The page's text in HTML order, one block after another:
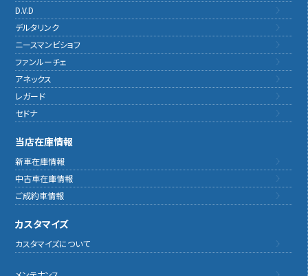
D.V.D
デルタリンク
ニースマンビショフ
ファンルーチェ
アネックス
レガード
セドナ
当店在庫情報
新車在庫情報
中古車在庫情報
ご成約車情報
カスタマイズ
カスタマイズについて